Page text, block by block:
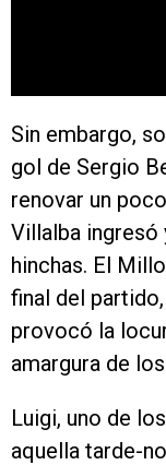
Sin embargo,
gol de Sergio
renovar un
Villalba
hinchas. El
final del
provocó la
amargura de
Luigi, uno de
aquella tarde-